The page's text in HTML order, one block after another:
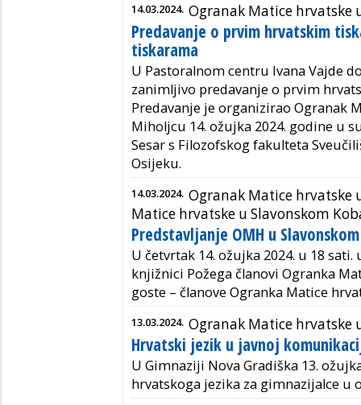
14.03.2024. Ogranak Matice hrvatske
Predavanje o prvim hrvatskim
tiskarama
U Pastoralnom centru Ivana Vajde
zanimljivo predavanje o prvim
Predavanje je organizirao Ogranak
Miholjcu 14. ožujka 2024. godine u
Sesar s Filozofskog fakulteta
Osijeku.
14.03.2024. Ogranak Matice hrvatske
Matice hrvatske u Slavonskom
Predstavljanje OMH u
U četvrtak 14. ožujka 2024. u 18
knjižnici Požega članovi Ogranka
goste – članove Ogranka Matice
13.03.2024. Ogranak Matice hrvatske
Hrvatski jezik u javnoj
U Gimnaziji Nova Gradiška 13.
hrvatskoga jezika za gimnazijalce u